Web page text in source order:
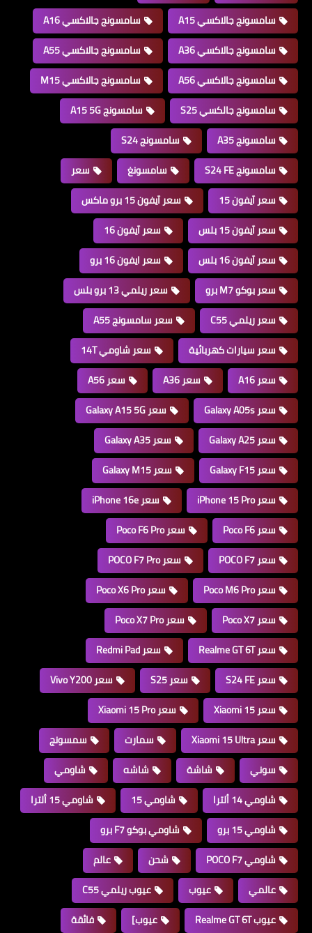
سامسونج جالاكسي A15
سامسونج جالاكسي A16
سامسونج جالاكسي A36
سامسونج جالاكسي A55
سامسونج جالاكسي A56
سامسونج جالاكسي M15
سامسونج جالكسي S25
سامسونج A15 5G
سامسونج A35
سامسونج S24
سامسونج S24 FE
سامسونغ
سعر
سعر آيفون 15
سعر آيفون 15 برو ماكس
سعر آيفون 15 بلس
سعر آيفون 16
سعر آيفون 16 بلس
سعر ايفون 16 برو
سعر بوكو M7 برو
سعر ريلمي 13 برو بلس
سعر ريلمي C55
سعر سامسونج A55
سعر سيارات كهربائية
سعر شاومي 14T
سعر A16
سعر A36
سعر A56
سعر Galaxy A05s
سعر Galaxy A15 5G
سعر Galaxy A25
سعر Galaxy A35
سعر Galaxy F15
سعر Galaxy M15
سعر iPhone 15 Pro
سعر iPhone 16e
سعر Poco F6
سعر Poco F6 Pro
سعر POCO F7
سعر POCO F7 Pro
سعر Poco M6 Pro
سعر Poco X6 Pro
سعر Poco X7
سعر Poco X7 Pro
سعر Realme GT 6T
سعر Redmi Pad
سعر S24 FE
سعر S25
سعر Vivo Y200
سعر Xiaomi 15
سعر Xiaomi 15 Pro
سعر Xiaomi 15 Ultra
سمارت
سمسونج
سوني
شاشة شاشه
شاومي
شاومي 14 ألترا
شاومي 15
شاومي 15 ألترا
شاومي 15 برو
شاومي بوكو F7 برو
شاومي POCO F7
شحن
عالم
عالمي
عيوب
عيوب ريلمي C55
عيوب Realme GT 6T
عيوب] فائقة